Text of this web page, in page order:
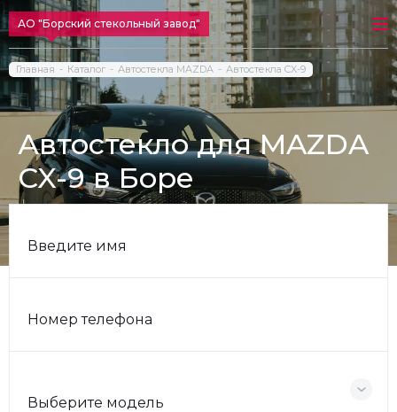
АО "Борский стекольный завод"
Главная Каталог Автостекла MAZDA Автостекла CX-9
Автостекло для MAZDA
CX-9 в Боре
Введите имя
Номер телефона
Выберите модель